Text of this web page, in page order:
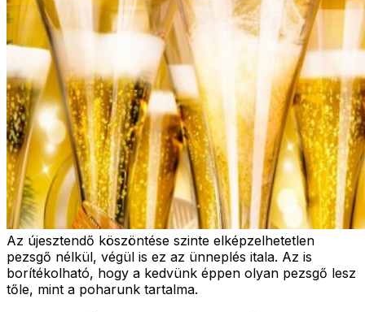
Az újesztendő köszöntése szinte elképzelhetetlen
pezsgő nélkül, végül is ez az ünneplés itala. Az is
borítékolható, hogy a kedvünk éppen olyan pezsgő lesz
tőle, mint a poharunk tartalma.